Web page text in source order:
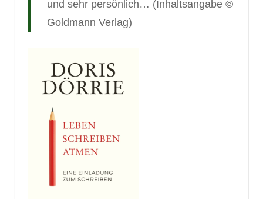
und sehr persönlich… (Inhaltsangabe ©
Goldmann Verlag)